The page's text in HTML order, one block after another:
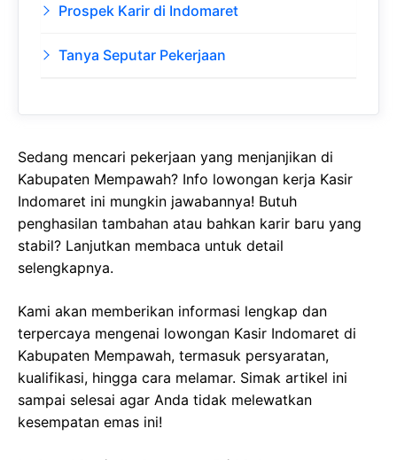
Prospek Karir di Indomaret
Tanya Seputar Pekerjaan
Sedang mencari pekerjaan yang menjanjikan di
Kabupaten Mempawah? Info lowongan kerja Kasir
Indomaret ini mungkin jawabannya! Butuh
penghasilan tambahan atau bahkan karir baru yang
stabil? Lanjutkan membaca untuk detail
selengkapnya.
Kami akan memberikan informasi lengkap dan
terpercaya mengenai lowongan Kasir Indomaret di
Kabupaten Mempawah, termasuk persyaratan,
kualifikasi, hingga cara melamar. Simak artikel ini
sampai selesai agar Anda tidak melewatkan
kesempatan emas ini!